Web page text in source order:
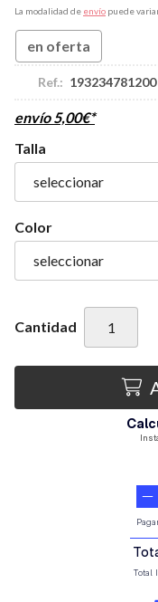
La modalidad de envío puede
en oferta
Ref.: 193234781200
envío 5,00€*
Talla
Color
Cantidad